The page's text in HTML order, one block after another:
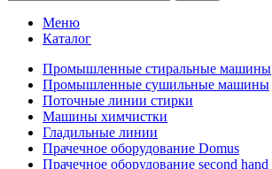
Меню
Каталог
Промышленные стиральные машины
Промышленные сушильные машины
Поточные линии стирки
Машины химчистки
Гладильные линии
Прачечное оборудование Domus
Прачечное оборудование second hand